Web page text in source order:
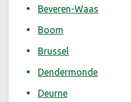
Beveren-Waas
Boom
Brussel
Dendermonde
Deurne